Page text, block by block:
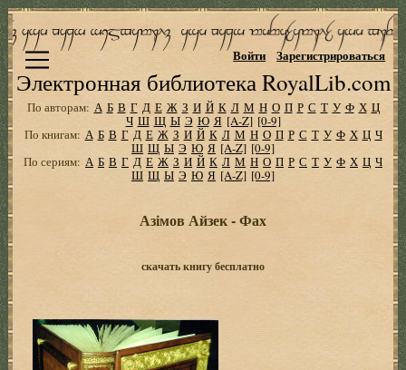
Электронная библиотека RoyalLib.com
Войти Зарегистрироваться
По авторам: А Б В Г Д Е Ж З И Й К Л М Н О П Р С Т У Ф Х Ц
Ч Ш Щ Ы Э Ю Я [A-Z] [0-9]
По книгам: А Б В Г Д Е Ж З И Й К Л М Н О П Р С Т У Ф Х Ц Ч
Ш Щ Ы Э Ю Я [A-Z] [0-9]
По сериям: А Б В Г Д Е Ж З И Й К Л М Н О П Р С Т У Ф Х Ц Ч
Ш Щ Ы Э Ю Я [A-Z] [0-9]
Азімов Айзек - Фах
скачать книгу бесплатно